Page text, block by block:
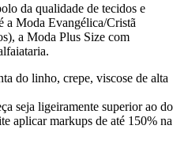
da qualidade de tecidos e
a Moda Evangélica/Cristã
a Moda Plus Size com
do linho, crepe, viscose de alta
seja ligeiramente superior ao do
aplicar markups de até 150% na